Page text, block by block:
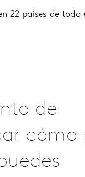
22 países de todo
de
cómo